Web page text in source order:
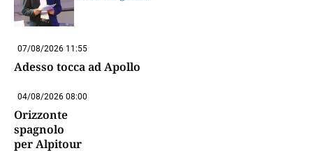
07/08/2026 11:55
Adesso tocca ad Apollo
04/08/2026 08:00
Orizzonte
spagnolo
per Alpitour